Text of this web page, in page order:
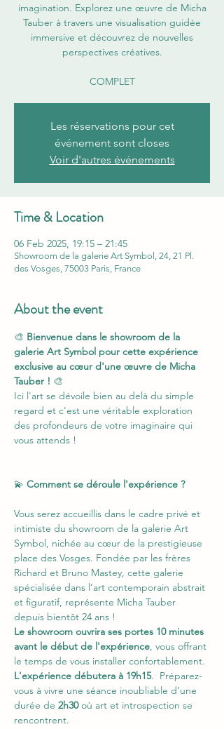
imagination. Explorez une œuvre de Micha
Tauber à travers une visualisation guidée
immersive et découvrez de nouvelles
perspectives créatives.
COMPLET
Les réservations pour cet
événement sont closes
Voir d'autres événements
Time & Location
06 Feb 2025, 19:15 – 21:45
Showroom de la galerie Art Symbol, 24, 21 Pl.
des Vosges, 75003 Paris, France
About the event
🎨 Bienvenue dans le showroom de la
galerie Art Symbol pour cette expérience
exclusive au cœur d'une œuvre de Micha
Tauber ! 🎨
Ici l'art se dévoile bien au delà du simple
regard et c'est une véritable exploration
des profondeurs de votre imaginaire qui
vous attends !
💫 Comment se déroule l'expérience ?
Vous serez accueillis dans le cadre privé et
intimiste du showroom de la galerie Art
Symbol, nichée au cœur de la prestigieuse
place des Vosges. Fondée par les frères
Richard et Bruno Mastey, cette galerie
spécialisée dans l’art contemporain abstrait
et figuratif, représente Micha Tauber
depuis bientôt 24 ans !
Le showroom ouvrira ses portes 10 minutes
avant le début de l'expérience, vous offrant
le temps de vous installer confortablement.
L'expérience débutera à 19h15.  Préparez-
vous à vivre une séance inoubliable d’une
durée de 2h30 où art et introspection se
rencontrent.